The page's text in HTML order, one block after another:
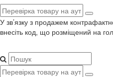
У зв’язку з продажем
внесіть код, що розміщений на